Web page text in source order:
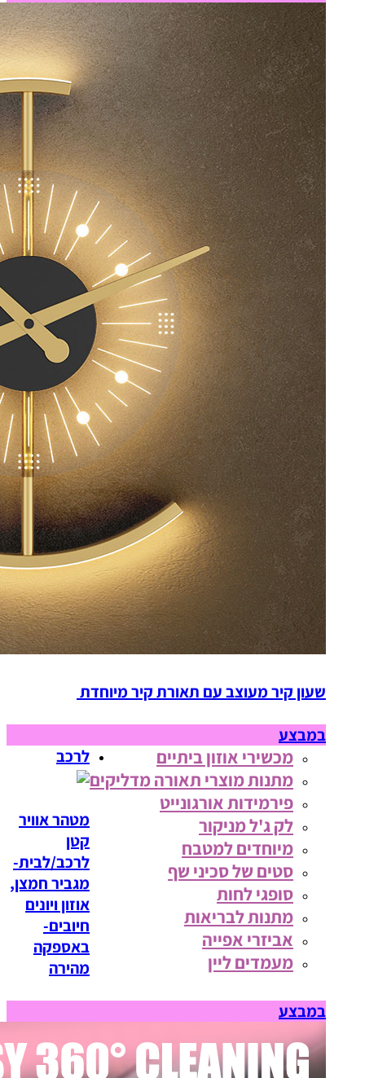
שעון קיר מעוצב עם תאורת קיר מיוחדת
במבצע
מכשירי אוזון ביתיים
מתנות מוצרי תאורה מדליקים
פירמידות אורגונייט
לק ג'ל מניקור
מיוחדים למטבח
סטים של סכיני שף
סופגי לחות
מתנות לבריאות
אביזרי אפייה
מעמדים ליין
לרכב
מטהר אוויר
קטן
לרכב/לבית-
מגביר חמצן,
אוזון ויונים
חיובים-
באספקה
מהירה
במבצע